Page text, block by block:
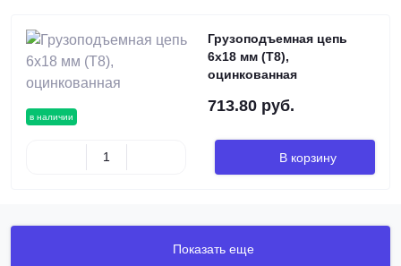
в наличии
Грузоподъемная цепь
6х18 мм (Т8),
оцинкованная
713.80 руб.
В корзину
Показать еще